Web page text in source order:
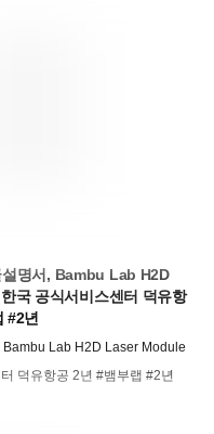
명서, Bambu Lab H2D
국 공식서비스센터 덕유항
#2년
Lab H2D Laser Module
덕유항공 2년 #뱀부랩 #2년